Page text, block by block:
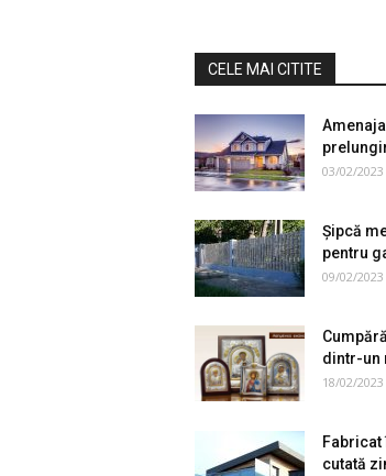
CELE MAI CITITE
03/02/2023
Şipcă
pentru
09/02/2023
dintr-un
18/02/2023
Fabricat
cutată